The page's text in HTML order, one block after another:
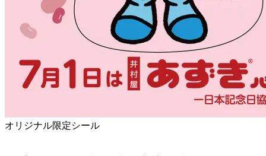
オリジナル限定シール